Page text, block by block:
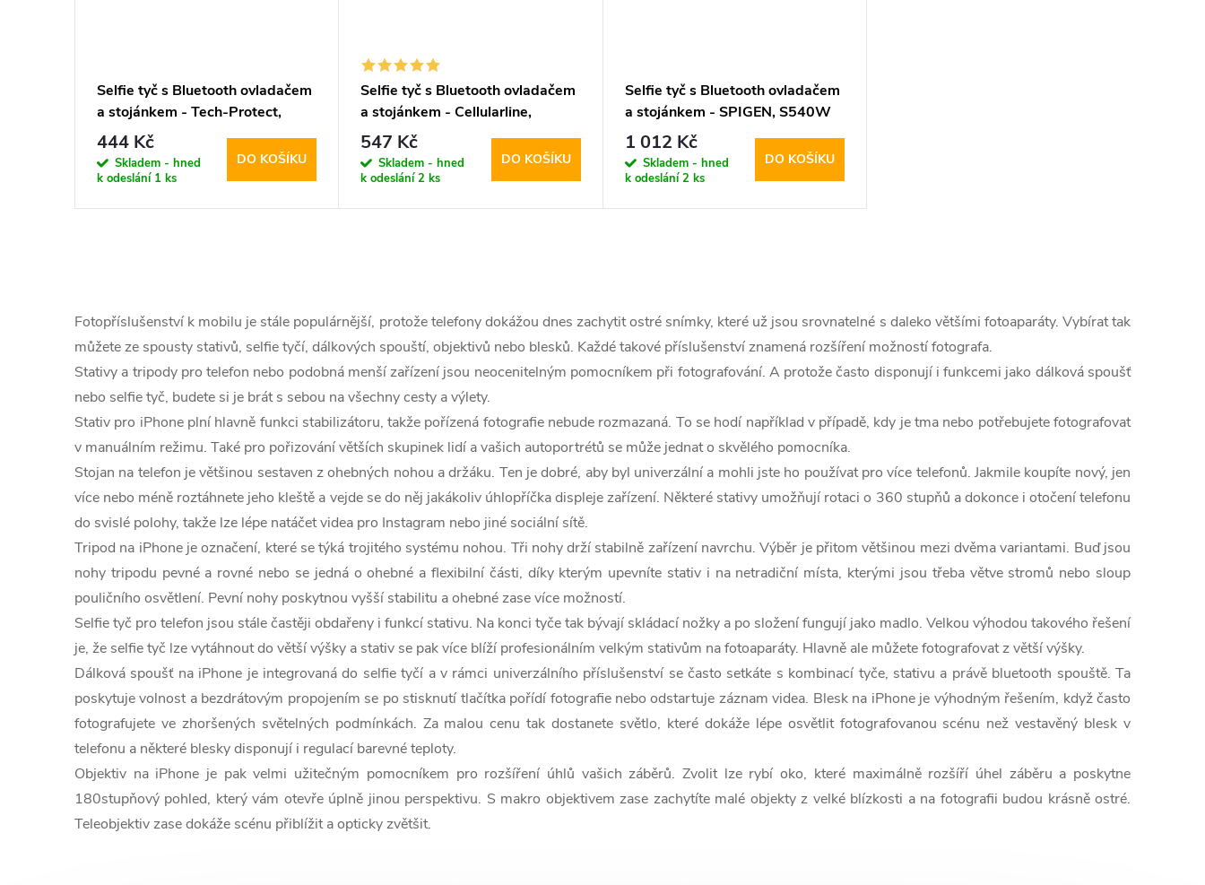
Selfie tyč s Bluetooth ovladačem
a stojánkem - Tech-Protect,
L02S Selfie Stick Tripod
444 Kč
Skladem - hned
k odeslání 1 ks
DO KOŠÍKU
Selfie tyč s Bluetooth ovladačem
a stojánkem - Cellularline,
Freedom Black
547 Kč
Skladem - hned
k odeslání2 ks
DO KOŠÍKU
Selfie tyč s Bluetooth ovladačem
a stojánkem - SPIGEN, S540W
Black
1 012 Kč
Skladem - hned
k odeslání2 ks
DO KOŠÍKU
v
l
á
d
a
c
í
p
r
v
k
y
v
ý
p
Fotopříslušenství k mobilu je stále populárnější, protože telefony dokážou dnes zachytit ostré snímky, které už jsou srovnatelné s daleko většími fotoaparáty. Vybírat tak
můžete ze spousty stativů, selfie tyčí, dálkových spouští, objektivů nebo blesků. Každé takové příslušenství znamená rozšíření možností fotografa.
Stativy a tripody pro telefon nebo podobná menší zařízení jsou neocenitelným pomocníkem při fotografování. A protože často disponují i funkcemi jako dálková spoušť
nebo selfie tyč, budete si je brát s sebou na všechny cesty a výlety.
Stativ pro iPhone plní hlavně funkci stabilizátoru, takže pořízená fotografie nebude rozmazaná. To se hodí například v případě, kdy je tma nebo potřebujete fotografovat
v manuálním režimu. Také pro pořizování větších skupinek lidí a vašich autoportrétů se může jednat o skvělého pomocníka.
Stojan na telefon je většinou sestaven z ohebných nohou a držáku. Ten je dobré, aby byl univerzální a mohli jste ho používat pro více telefonů. Jakmile koupíte nový, jen
více nebo méně roztáhnete jeho kleště a vejde se do něj jakákoliv úhlopříčka displeje zařízení. Některé stativy umožňují rotaci o 360 stupňů a dokonce i otočení telefonu
do svislé polohy, takže lze lépe natáčet videa pro Instagram nebo jiné sociální sítě.
Tripod na iPhone je označení, které se týká trojitého systému nohou. Tři nohy drží stabilně zařízení navrchu. Výběr je přitom většinou mezi dvěma variantami. Buď jsou
nohy tripodu pevné a rovné nebo se jedná o ohebné a flexibilní části, díky kterým upevníte stativ i na netradiční místa, kterými jsou třeba větve stromů nebo sloup
pouličního osvětlení. Pevní nohy poskytnou vyšší stabilitu a ohebné zase více možností.
Selfie tyč pro telefon jsou stále častěji obdařeny i funkcí stativu. Na konci tyče tak bývají skládací nožky a po složení fungují jako madlo. Velkou výhodou takového řešení
je, že selfie tyč lze vytáhnout do větší výšky a stativ se pak více blíží profesionálním velkým stativům na fotoaparáty. Hlavně ale můžete fotografovat z větší výšky.
Dálková spoušť na iPhone je integrovaná do selfie tyčí a v rámci univerzálního příslušenství se často setkáte s kombinací tyče, stativu a právě bluetooth spouště. Ta
poskytuje volnost a bezdrátovým propojením se po stisknutí tlačítka pořídí fotografie nebo odstartuje záznam videa. Blesk na iPhone je výhodným řešením, když často
fotografujete ve zhoršených světelných podmínkách. Za malou cenu tak dostanete světlo, které dokáže lépe osvětlit fotografovanou scénu než vestavěný blesk v
telefonu a některé blesky disponují i regulací barevné teploty.
Objektiv na iPhone je pak velmi užitečným pomocníkem pro rozšíření úhlů vašich záběrů. Zvolit lze rybí oko, které maximálně rozšíří úhel záběru a poskytne
180stupňový pohled, který vám otevře úplně jinou perspektivu. S makro objektivem zase zachytíte malé objekty z velké blízkosti a na fotografii budou krásně ostré.
Teleobjektiv zase dokáže scénu přiblížit a opticky zvětšit.